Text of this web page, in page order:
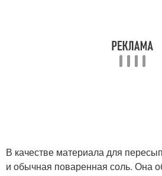
В качестве материала для
и обычная поваренная соль. Она